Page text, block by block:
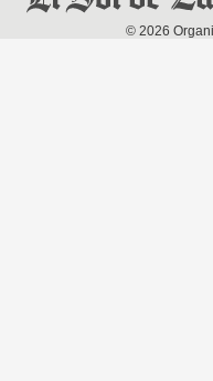
© 2026